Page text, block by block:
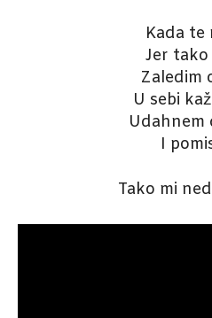
Kada te
Jer
Zaledim
U sebi
Udahnem
I
Tako mi